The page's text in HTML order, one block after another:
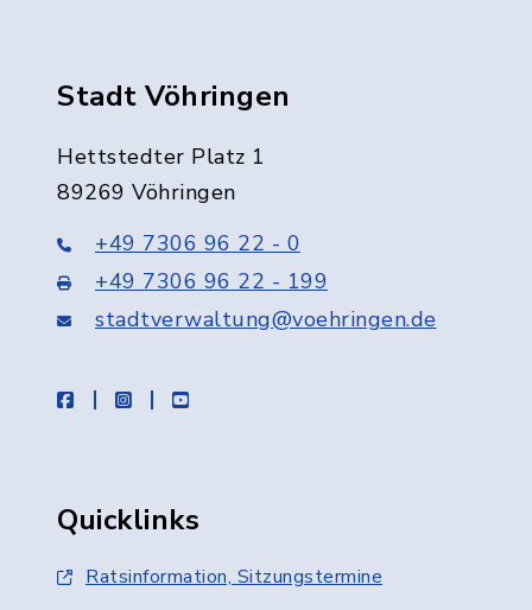
Stadt Vöhringen
Hettstedter Platz 1
89269 Vöhringen
+49 7306 96 22 - 0
+49 7306 96 22 - 199
stadtverwaltung@voehringen.de
facebookinstagramyoutube
Quicklinks
Ratsinformation, Sitzungstermine